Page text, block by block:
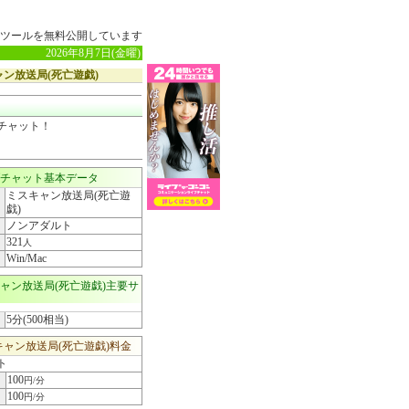
ールを無料公開しています
2026年8月7日(金曜)
ン放送局(死亡遊戯)
ャット！
ャット基本データ
ミスキャン放送局(死亡遊
戯)
ノンアダルト
321 人
Win/Mac
ン放送局(死亡遊戯)主要サ
5分(500相当)
ャン放送局(死亡遊戯)料金
100円/分
100円/分